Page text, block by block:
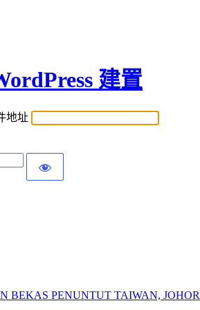
建置
地址
BEKAS PENUNTUT TAIWAN,